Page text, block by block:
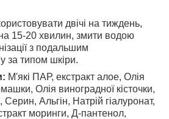
двічі на тиждень,
15-20 хвилин, змити водою
з подальшим
за типом шкіри.
М'які ПАР, екстракт алое, Олія
Олія виноградної кісточки,
Альгін, Натрій гіалуронат,
моринги, Д-пантенол,